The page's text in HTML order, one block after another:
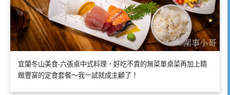
宜蘭冬山美食-六張桌中式料理，好吃不貴的無菜單桌菜再加上精
緻豐富的定食套餐～我一試就成主顧了！